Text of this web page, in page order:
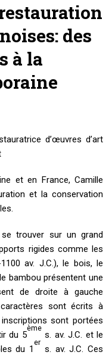
des
à la
d’œuvres d’art
et en France, Camille
et la conservation
trouver sur un grand
rigides comme les
av. J.C.), le bois, le
bambou présentent une
de droite à gauche
sont écrits à
inscriptions sont portées
du 5
ème
s. av. J.C. et le
du 1
er
s. av. J.C. Ces